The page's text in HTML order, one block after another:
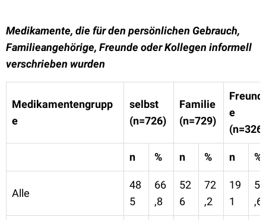
Medikamente, die für den persönlichen Gebrauch,
Familieangehörige, Freunde oder Kollegen informell
verschrieben wurden
Medikamentengrupp
e
selbst
(n=726)
Familie
(n=729)
Freund
e
(n=326)
n % n % n %
Alle
48
5
66
,8
52
6
72
,2
19
1
58
,6